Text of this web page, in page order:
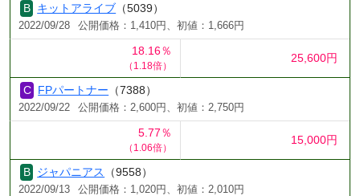
キットアライブ （5039）
2022/09/28 公開価格：1,410円、初値：1,666円
18.16％
（1.18倍）
25,600円
FPパートナー （7388）
2022/09/22 公開価格：2,600円、初値：2,750円
5.77％
（1.06倍）
15,000円
ジャパニアス （9558）
2022/09/13 公開価格：1,020円、初値：2,010円